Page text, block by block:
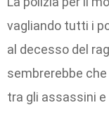
vagliando tutti i
al decesso del
sembrerebbe
tra gli assassini